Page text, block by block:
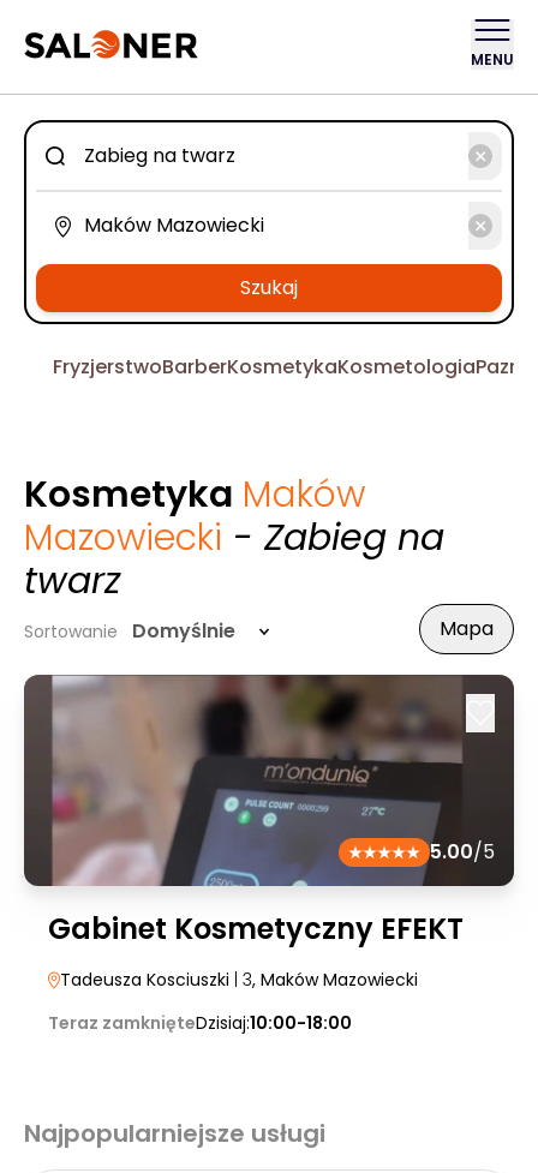
MENU
Szukaj
FryzjerstwoBarberKosmetykaKosmetologia
Kosmetyka Maków
Mazowiecki - Zabieg na
twarz
Sortowanie Domyślnie Mapa
5.00/5
Gabinet Kosmetyczny EFEKT
Tadeusza Kosciuszki | 3, Maków Mazowiecki
Teraz zamknięteDzisiaj:10:00-18:00
Najpopularniejsze usługi